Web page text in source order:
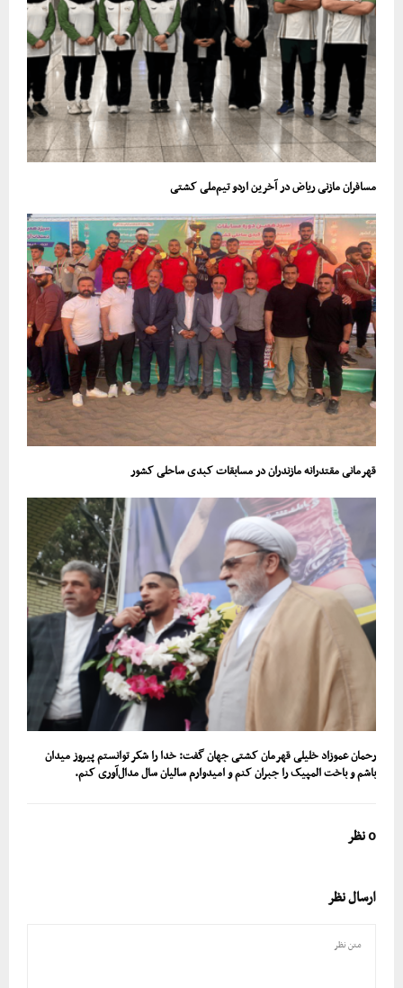
مسافران مازنی ریاض در آخرین اردو تیم‌ملی کشتی
قهرمانی مقتدرانه مازندران در مسابقات کبدی ساحلی کشور
رحمان عموزاد خلیلی قهرمان کشتی جهان‌ گفت: خدا را شکر توانستم پیروز میدان
باشم و باخت المپیک را جبران کنم و امیدوارم سالیان سال مدال‌آوری کنم.
0 نظر
ارسال نظر